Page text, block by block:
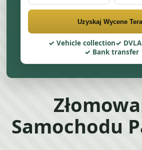
Uzyskaj Wycene
Vehicle collection
Bank transfer
Samochodu